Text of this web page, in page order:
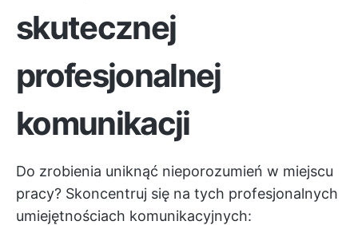
skutecznej
profesjonalnej
komunikacji
Do zrobienia uniknąć nieporozumień w miejscu
pracy? Skoncentruj się na tych profesjonalnych
umiejętnościach komunikacyjnych: